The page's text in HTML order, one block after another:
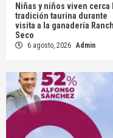
Niñas y niños viven cerca
tradición taurina durante
visita a la ganadería
Seco
6 agosto, 2026 Admin